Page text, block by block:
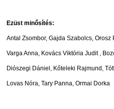
Ezüst minősítés:
Antal Zsombor, Gajda Szabolcs, Orosz
Varga Anna, Kovács Viktória Judit ,
Diószegi Dániel, Kőteleki Rajmund,
Lovas Nóra, Tary Panna, Ormai Dorka